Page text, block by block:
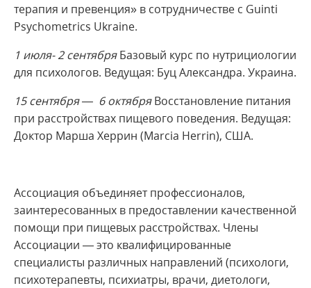
терапия и превенция» в сотрудничестве с Guinti
Psychometrics Ukraine.
1 июля- 2 сентябряБазовый курс по нутрициологии
для психологов. Ведущая: Буц Александра. Украина.
15 сентября — 6 октябряВосстановление питания
при расстройствах пищевого поведения. Ведущая:
Доктор Марша Херрин (Marcia Herrin), США.
Ассоциация объединяет профессионалов,
заинтересованных в предоставлении качественной
помощи при пищевых расстройствах. Члены
Ассоциации — это квалифицированные
специалисты различных направлений (психологи,
психотерапевты, психиатры, врачи, диетологи,